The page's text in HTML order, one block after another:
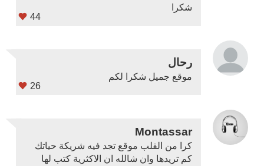
44
شكرا
26
رحال
موقع جميل شكرا لكم
Montassar
كرا من القلب موقع تجد فيه شريكة حياتك
كم تريدها وان شالله ان الاكثرية كتب لها